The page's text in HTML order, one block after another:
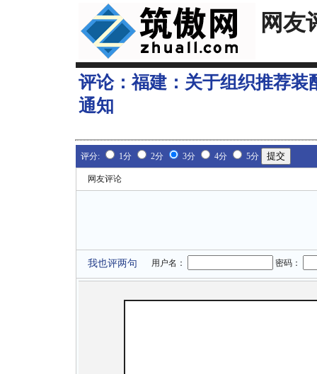
网友
评论：福建：关于组织推荐装
通知
评分: 1分 2分 3分 4分 5分
网友评论
我也评两句 用户名： 密码：